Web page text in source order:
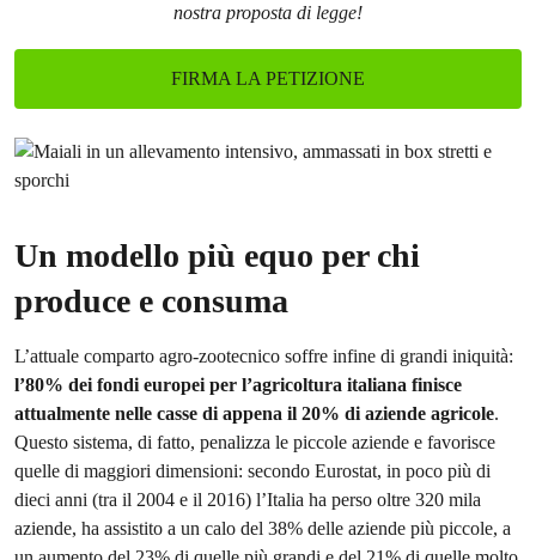
nostra proposta di legge!
FIRMA LA PETIZIONE
Un modello più equo per chi
produce e consuma
L’attuale comparto agro-zootecnico soffre infine di grandi iniquità:
l’80% dei fondi europei per l’agricoltura italiana finisce
attualmente nelle casse di appena il 20% di aziende agricole.
Questo sistema, di fatto, penalizza le piccole aziende e favorisce
quelle di maggiori dimensioni: secondo Eurostat, in poco più di
dieci anni (tra il 2004 e il 2016) l’Italia ha perso oltre 320 mila
aziende, ha assistito a un calo del 38% delle aziende più piccole, a